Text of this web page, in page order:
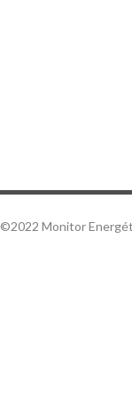
©2022 Monitor